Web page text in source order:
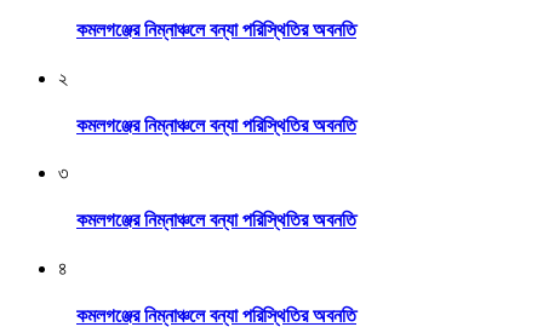
কমলগঞ্জের নিম্নাঞ্চলে বন্যা পরিস্থিতির অবনতি
২
কমলগঞ্জের নিম্নাঞ্চলে বন্যা পরিস্থিতির অবনতি
৩
কমলগঞ্জের নিম্নাঞ্চলে বন্যা পরিস্থিতির অবনতি
৪
কমলগঞ্জের নিম্নাঞ্চলে বন্যা পরিস্থিতির অবনতি